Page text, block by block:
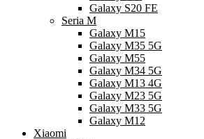
Galaxy S20 FE
Seria M
Galaxy M15
Galaxy M35 5G
Galaxy M55
Galaxy M34 5G
Galaxy M13 4G
Galaxy M23 5G
Galaxy M33 5G
Galaxy M12
Xiaomi